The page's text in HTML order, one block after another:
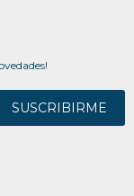
SUSCRIBIRME